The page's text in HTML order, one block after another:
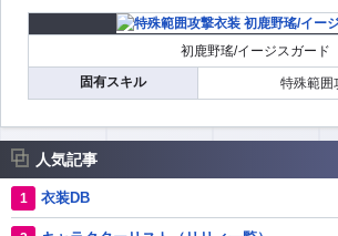
初鹿野瑤/イージスガード
固有スキル
特殊範囲
人気記事
衣装DB